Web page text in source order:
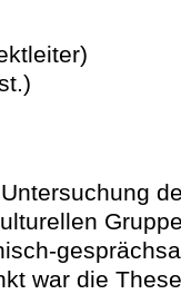
war die